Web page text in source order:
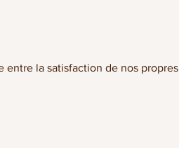
la satisfaction de nos propres